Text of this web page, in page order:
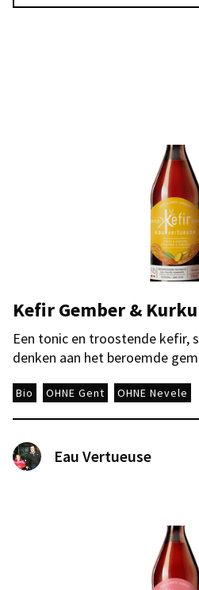
Kefir Gember &
Een tonic en troostende kefir,
denken aan het beroemde
Bio OHNE Gent OHNE Nevele
Eau Vertueuse